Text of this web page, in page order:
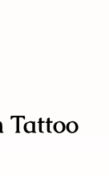
Tattoo